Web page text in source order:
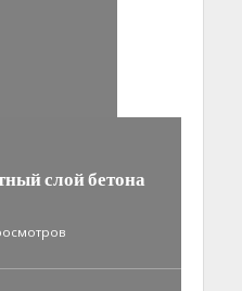
слой бетона